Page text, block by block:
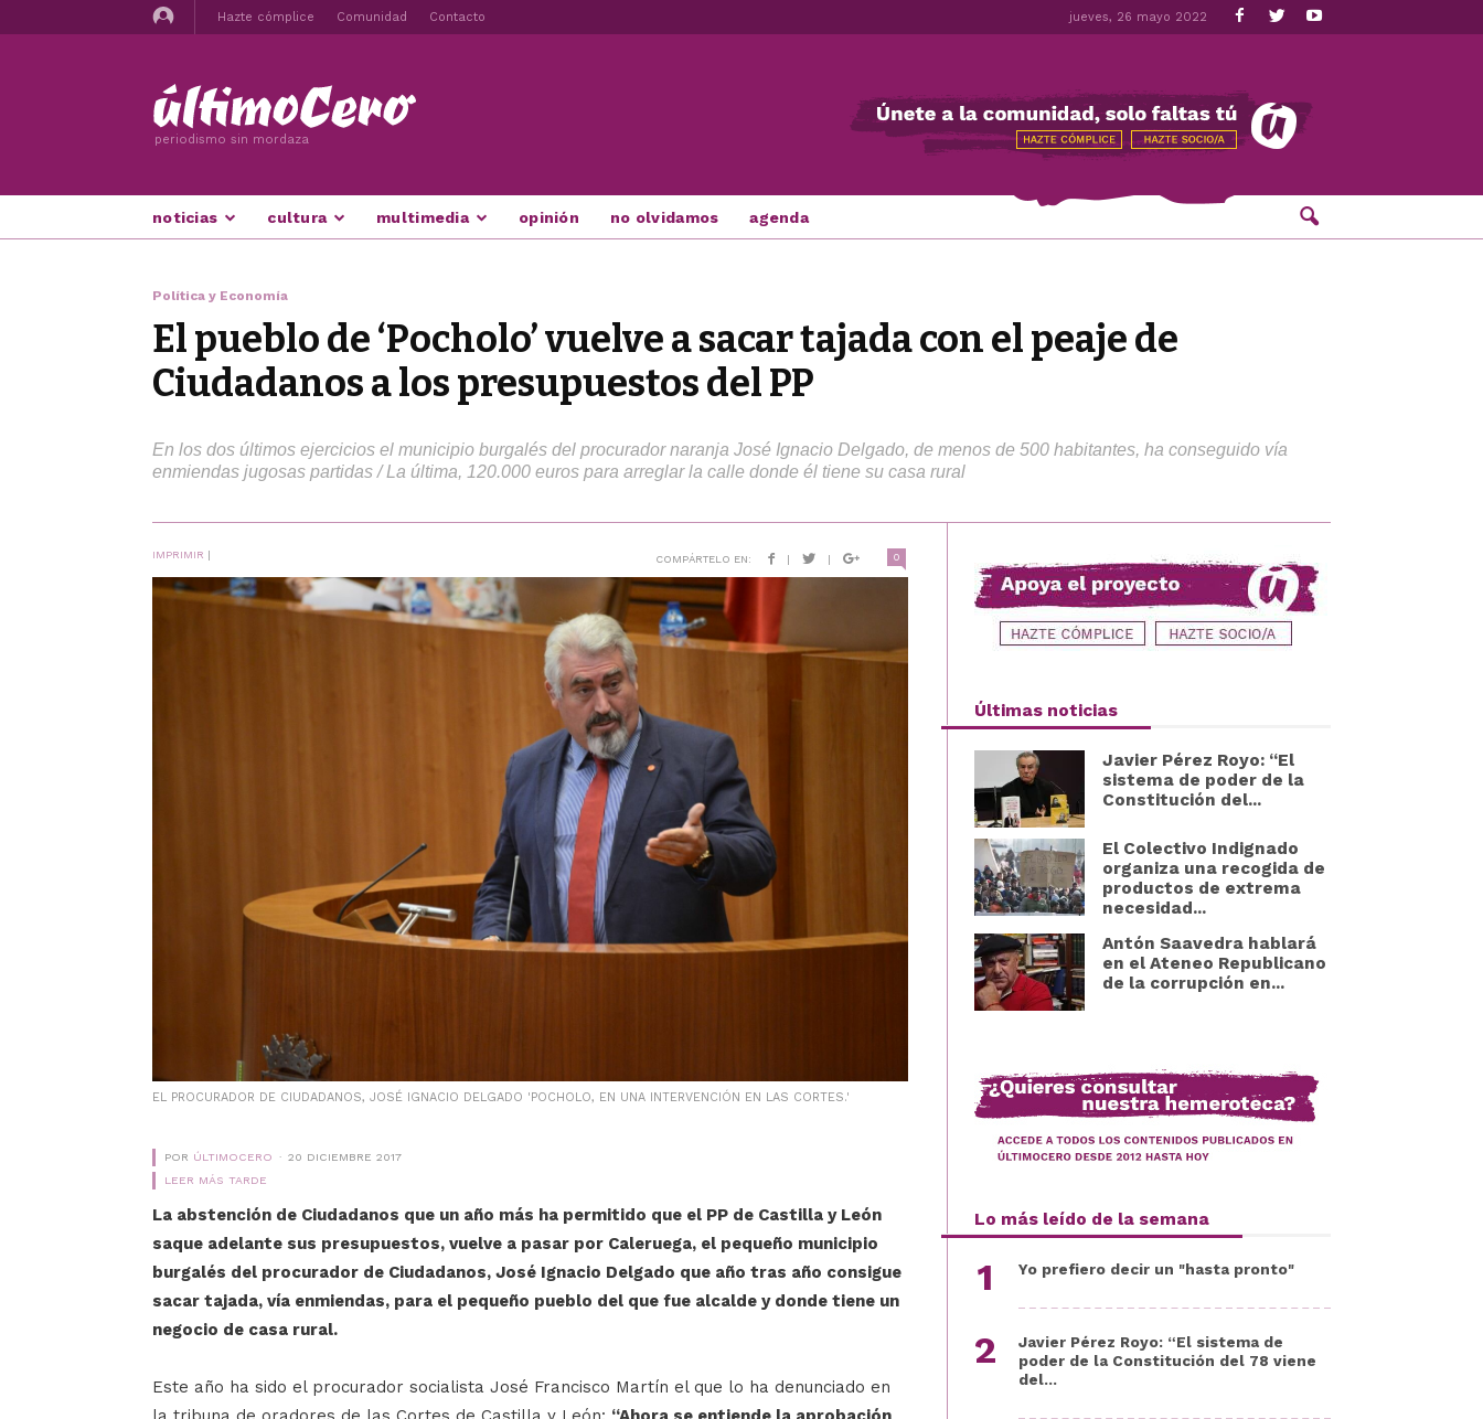
Hazte cómplice Comunidad Contacto jueves, 26 mayo 2022
periodismo sin mordaza
noticias cultura multimedia opinión no olvidamos agenda
Política y Economía
El pueblo de ‘Pocholo’ vuelve a sacar tajada con el peaje de
Ciudadanos a los presupuestos del PP
En los dos últimos ejercicios el municipio burgalés del procurador naranja José Ignacio Delgado, de menos de 500 habitantes, ha conseguido vía
enmiendas jugosas partidas / La última, 120.000 euros para arreglar la calle donde él tiene su casa rural
IMPRIMIR | COMPÁRTELO EN: | | 0
EL PROCURADOR DE CIUDADANOS, JOSÉ IGNACIO DELGADO 'POCHOLO, EN UNA INTERVENCIÓN EN LAS CORTES.'
POR ÚLTIMOCERO
20 DICIEMBRE 2017
LEER MÁS TARDE
La abstención de Ciudadanos que un año más ha permitido que el PP de Castilla y León
saque adelante sus presupuestos, vuelve a pasar por Caleruega, el pequeño municipio
burgalés del procurador de Ciudadanos, José Ignacio Delgado que año tras año consigue
sacar tajada, vía enmiendas, para el pequeño pueblo del que fue alcalde y donde tiene un
negocio de casa rural.
Este año ha sido el procurador socialista José Francisco Martín el que lo ha denunciado en
Últimas noticias
Javier Pérez Royo: “El
sistema de poder de la
Constitución del...
El Colectivo Indignado
organiza una recogida de
productos de extrema
necesidad...
Antón Saavedra hablará
en el Ateneo Republicano
de la corrupción en...
Lo más leído de la semana
Yo prefiero decir un "hasta pronto"
Javier Pérez Royo: “El sistema de
poder de la Constitución del 78 viene
del...